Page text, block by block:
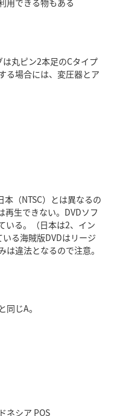
丸ピン2本足のCタイプ
る場合には、変圧器とア
（NTSC）とは異なるの
再生できない。DVDソフ
いる。（日本は2、イン
る海賊版DVDはリージ
違法となるので注意。
じA。
ネシア POS